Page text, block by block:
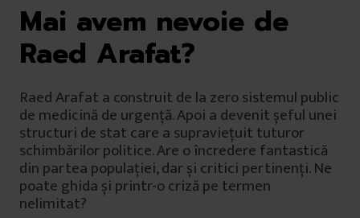
Mai avem nevoie de
Raed Arafat?
Raed Arafat a construit de la zero sistemul public
de medicină de urgență. Apoi a devenit șeful unei
structuri de stat care a supraviețuit tuturor
schimbărilor politice. Are o încredere fantastică
din partea populației, dar și critici pertinenți. Ne
poate ghida și printr-o criză pe termen
nelimitat?